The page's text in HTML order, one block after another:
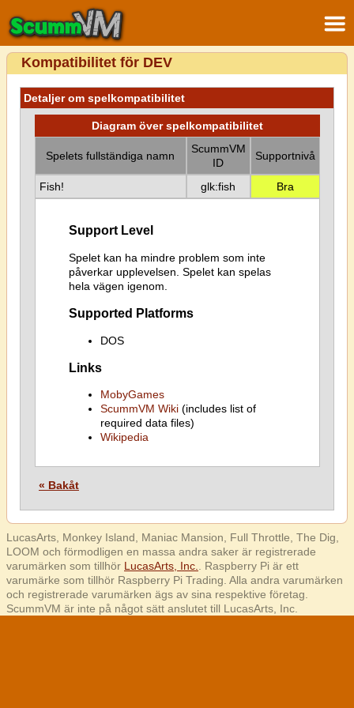
Kompatibilitet för DEV
Detaljer om spelkompatibilitet
Diagram över spelkompatibilitet
Spelets fullständiga namn
ScummVM
ID
Supportnivå
Fish! glk:fish Bra
Support Level
Spelet kan ha mindre problem som inte
påverkar upplevelsen. Spelet kan spelas
hela vägen igenom.
Supported Platforms
DOS
Links
MobyGames
ScummVM Wiki(includes list of
required data files)
Wikipedia
« Bakåt
LucasArts, Monkey Island, Maniac Mansion, Full Throttle, The Dig,
LOOM och förmodligen en massa andra saker är registrerade
varumärken som tillhör LucasArts, Inc.
. Raspberry Pi är ett
varumärke som tillhör Raspberry Pi Trading. Alla andra varumärken
och registrerade varumärken ägs av sina respektive företag.
ScummVM är inte på något sätt anslutet till LucasArts, Inc.